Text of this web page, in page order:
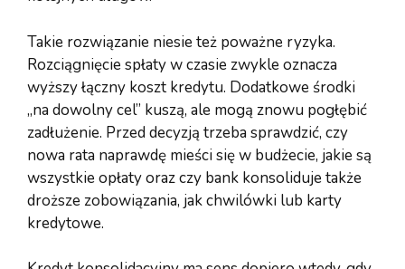
Takie rozwiązanie niesie też poważne ryzyka.
Rozciągnięcie spłaty w czasie zwykle oznacza
wyższy łączny koszt kredytu. Dodatkowe środki
„na dowolny cel” kuszą, ale mogą znowu pogłębić
zadłużenie. Przed decyzją trzeba sprawdzić, czy
nowa rata naprawdę mieści się w budżecie, jakie są
wszystkie opłaty oraz czy bank konsoliduje także
droższe zobowiązania, jak chwilówki lub karty
kredytowe.